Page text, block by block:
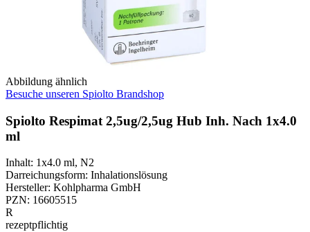
Abbildung ähnlich
Besuche unseren Spiolto Brandshop
Spiolto Respimat 2,5ug/2,5ug Hub Inh. Nach 1x4.0
ml
Inhalt: 1x4.0 ml, N2
Darreichungsform: Inhalationslösung
Hersteller: Kohlpharma GmbH
PZN: 16605515
R
rezeptpflichtig